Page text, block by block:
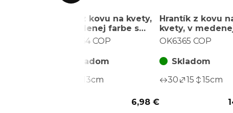
Obal z kovu na kvety,
v medenej farbe s
papradím.
OK6364 COP
Skladom
13cm
6,98 €
Hrantík z kovu
kvety, v
farbe s papradím.
OK6365 COP
Skladom
30
15 15cm